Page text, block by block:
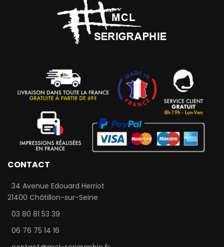
CONTACT
34 Avenue Edouard Herriot
21400 Châtillon-sur-Seine
03 80 81 53 39
06 76 75 14 16